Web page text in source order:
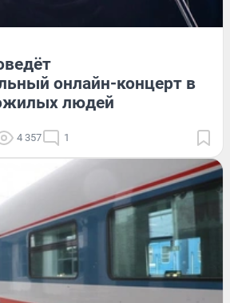
онлайн-концерт в
людей
4 357 1